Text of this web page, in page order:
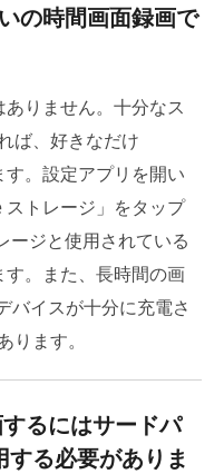
の時間画面録画で
りません。十分なス
ば、好きなだけ
。設定アプリを開い
トレージ」をタップ
ージと使用されている
。また、長時間の画
バイスが十分に充電さ
ます。
るにはサードパ
る必要がありま